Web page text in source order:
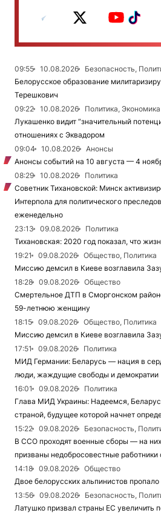
09:55 10.08.2026
Безопасность,
Белорусское образование
Терешкович
09:22
10.08.2026
Политика, Экономика
Лукашенко видит “значительный
отношениях с Эквадором
09:04
10.08.2026
Анонсы
Анонсы событий на 10 августа — 4
08:29
10.08.2026
Политика
Советник Тихановской: Минск
Интерпола для политического
еженедельно
23:13
09.08.2026
Политика
Тихановская: 2020 год показал, что
19:21
09.08.2026
Общество, Политика
Миссию демсил в Киеве возглавила
18:28
09.08.2026
Общество
Смертельное ДТП в Сморгонском
59-летнюю женщину
18:15
09.08.2026
Общество, Политика
Миссию демсил в Киеве возглавила
17:51
09.08.2026
Политика
МИД Германии: Беларусь — нация в
люди, жаждущие свободы и демократии
16:01
09.08.2026
Политика
Глава МИД Украины: Надеемся,
страной, будущее которой начнет
15:22
09.08.2026
Безопасность,
В ССО проходят военные сборы — на
призваны недобросовестные работники
14:18
09.08.2026
Общество
Двое белорусских альпинистов
13:56
09.08.2026
Безопасность,
Латушко призвал страны ЕС увеличить